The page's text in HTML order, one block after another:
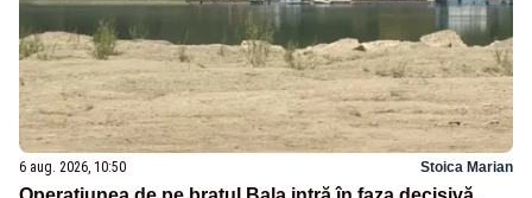
6 aug. 2026, 10:50 Stoica Marian